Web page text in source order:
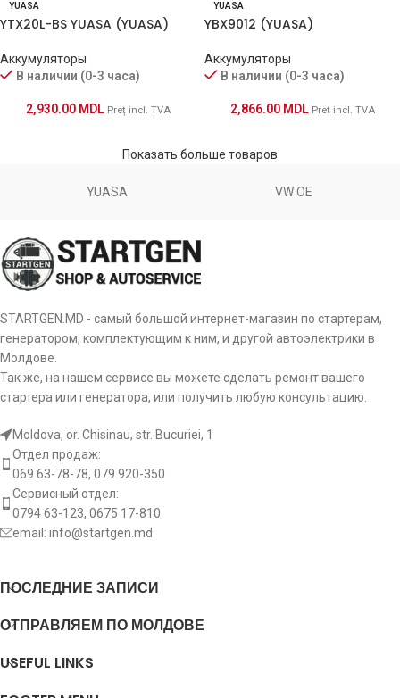
YUASA
YTX20L-BS YUASA (YUASA)
Аккумуляторы
В наличии (0-3 часа)
2,930.00 MDL Preț incl. TVA
YUASA
YBX9012 (YUASA)
Аккумуляторы
В наличии (0-3 часа)
2,866.00 MDL Preț incl. TVA
Показать больше товаров
YUASA VW OE
STARTGEN.MD - самый большой интернет-магазин по стартерам,
генератором, комплектующим к ним, и другой автоэлектрики в
Молдове.
Так же, на нашем сервисе вы можете сделать ремонт вашего
стартера или генератора, или получить любую консультацию.
Moldova, or. Chisinau, str. Bucuriei, 1
Отдел продаж:
069 63-78-78, 079 920-350
Сервисный отдел:
0794 63-123, 0675 17-810
email: info@startgen.md
ПОСЛЕДНИЕ ЗАПИСИ
ОТПРАВЛЯЕМ ПО МОЛДОВЕ
USEFUL LINKS